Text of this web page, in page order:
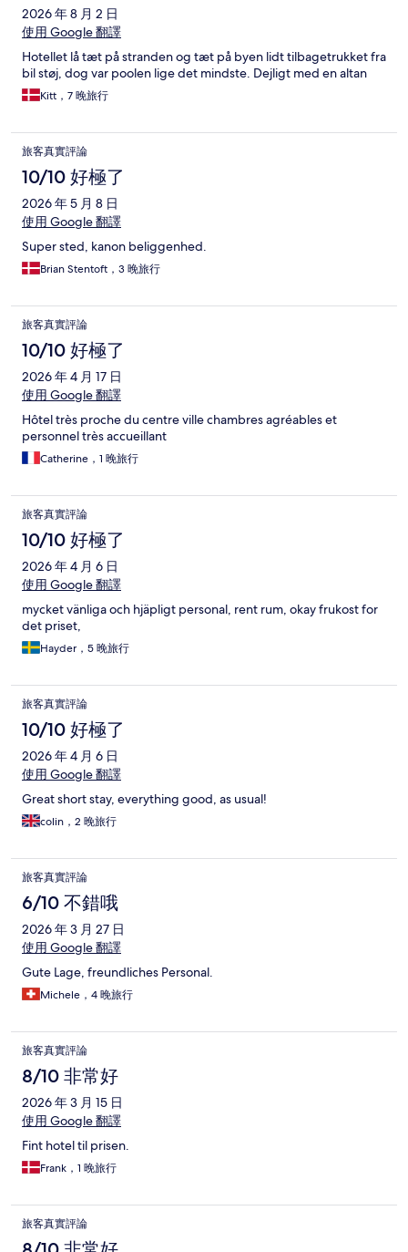
2026 年 8 月 2 日
使用 Google 翻譯
Hotellet lå tæt på stranden og tæt på byen lidt tilbagetrukket fra
bil støj, dog var poolen lige det mindste. Dejligt med en altan
Kitt，7 晚旅行
旅客真實評論
10/10 好極了
2026 年 5 月 8 日
使用 Google 翻譯
Super sted, kanon beliggenhed.
Brian Stentoft，3 晚旅行
旅客真實評論
10/10 好極了
2026 年 4 月 17 日
使用 Google 翻譯
Hôtel très proche du centre ville chambres agréables et
personnel très accueillant
Catherine，1 晚旅行
旅客真實評論
10/10 好極了
2026 年 4 月 6 日
使用 Google 翻譯
mycket vänliga och hjäpligt personal, rent rum, okay frukost for
det priset,
Hayder，5 晚旅行
旅客真實評論
10/10 好極了
2026 年 4 月 6 日
使用 Google 翻譯
Great short stay, everything good, as usual!
colin，2 晚旅行
旅客真實評論
6/10 不錯哦
2026 年 3 月 27 日
使用 Google 翻譯
Gute Lage, freundliches Personal.
Michele，4 晚旅行
旅客真實評論
8/10 非常好
2026 年 3 月 15 日
使用 Google 翻譯
Fint hotel til prisen.
Frank，1 晚旅行
旅客真實評論